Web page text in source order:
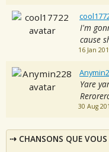
I'm
cause
16 Jan
Yare
30 Aug
CHANSONS QUE